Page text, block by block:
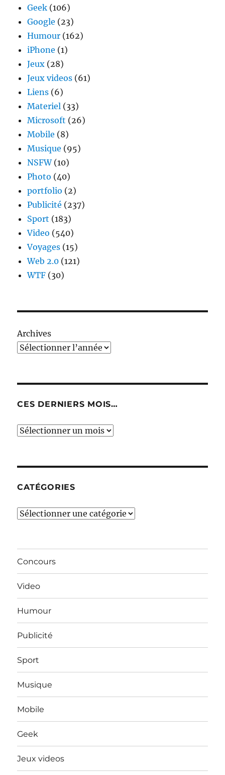
Geek (106)
Google (23)
Humour (162)
iPhone (1)
Jeux (28)
Jeux videos (61)
Liens (6)
Materiel (33)
Microsoft (26)
Mobile (8)
Musique (95)
NSFW(10)
Photo (40)
portfolio (2)
Publicité (237)
Sport (183)
Video (540)
Voyages (15)
Web 2.0 (121)
WTF (30)
Archives
CES DERNIERS MOIS…
Ces
CATÉGORIES
Catégories
Concours
Video
Humour
Publicité
Sport
Musique
Mobile
Geek
Jeux videos